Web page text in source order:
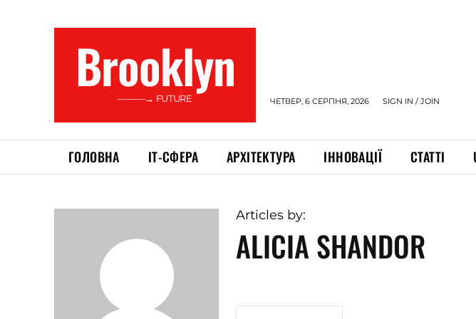
Brooklyn
———→ FUTURE ЧЕТВЕР, 6 СЕРПНЯ, 2026 SIGN IN / JOIN
ГОЛОВНА ІТ-СФЕРА АРХІТЕКТУРА ІННОВАЦІЇ СТАТТІ
Articles by:
ALICIA SHANDOR